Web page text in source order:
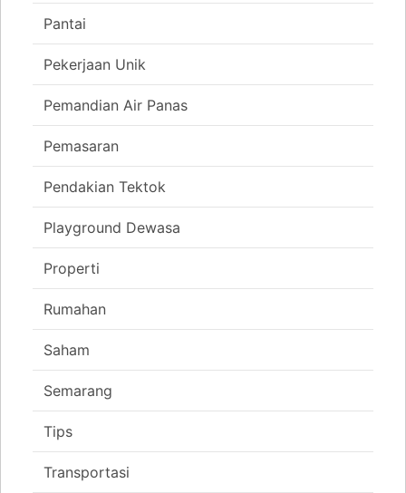
Pantai
Pekerjaan Unik
Pemandian Air Panas
Pemasaran
Pendakian Tektok
Playground Dewasa
Properti
Rumahan
Saham
Semarang
Tips
Transportasi